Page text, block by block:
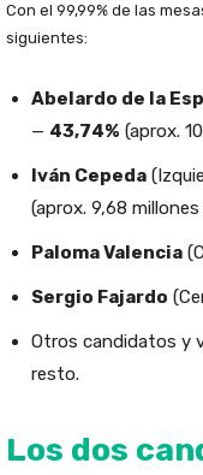
Con el 99,99% de las
siguientes:
Abelardo de la
— 43,74% (aprox.
Iván Cepeda
(aprox. 9,68
Paloma Valencia
Sergio Fajardo
Otros candidatos y
resto.
Los dos